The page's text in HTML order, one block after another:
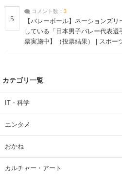
5
コメント数： 3
【バレーボール】ネーションズ
している「日本男子バレー代表
票実施中】（投票結果） | スポー
カテゴリ一覧
IT・科学
エンタメ
おかね
カルチャー・アート